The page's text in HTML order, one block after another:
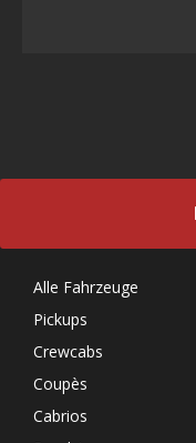
Alle Fahrzeuge
Pickups
Crewcabs
Coupès
Cabrios